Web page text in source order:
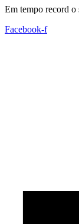
Em tempo record
Facebook-f